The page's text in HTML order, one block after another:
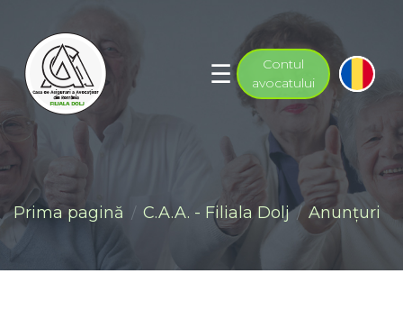
Contul
avocatului
Prima pagină C.A.A. - Filiala Dolj Anunţuri